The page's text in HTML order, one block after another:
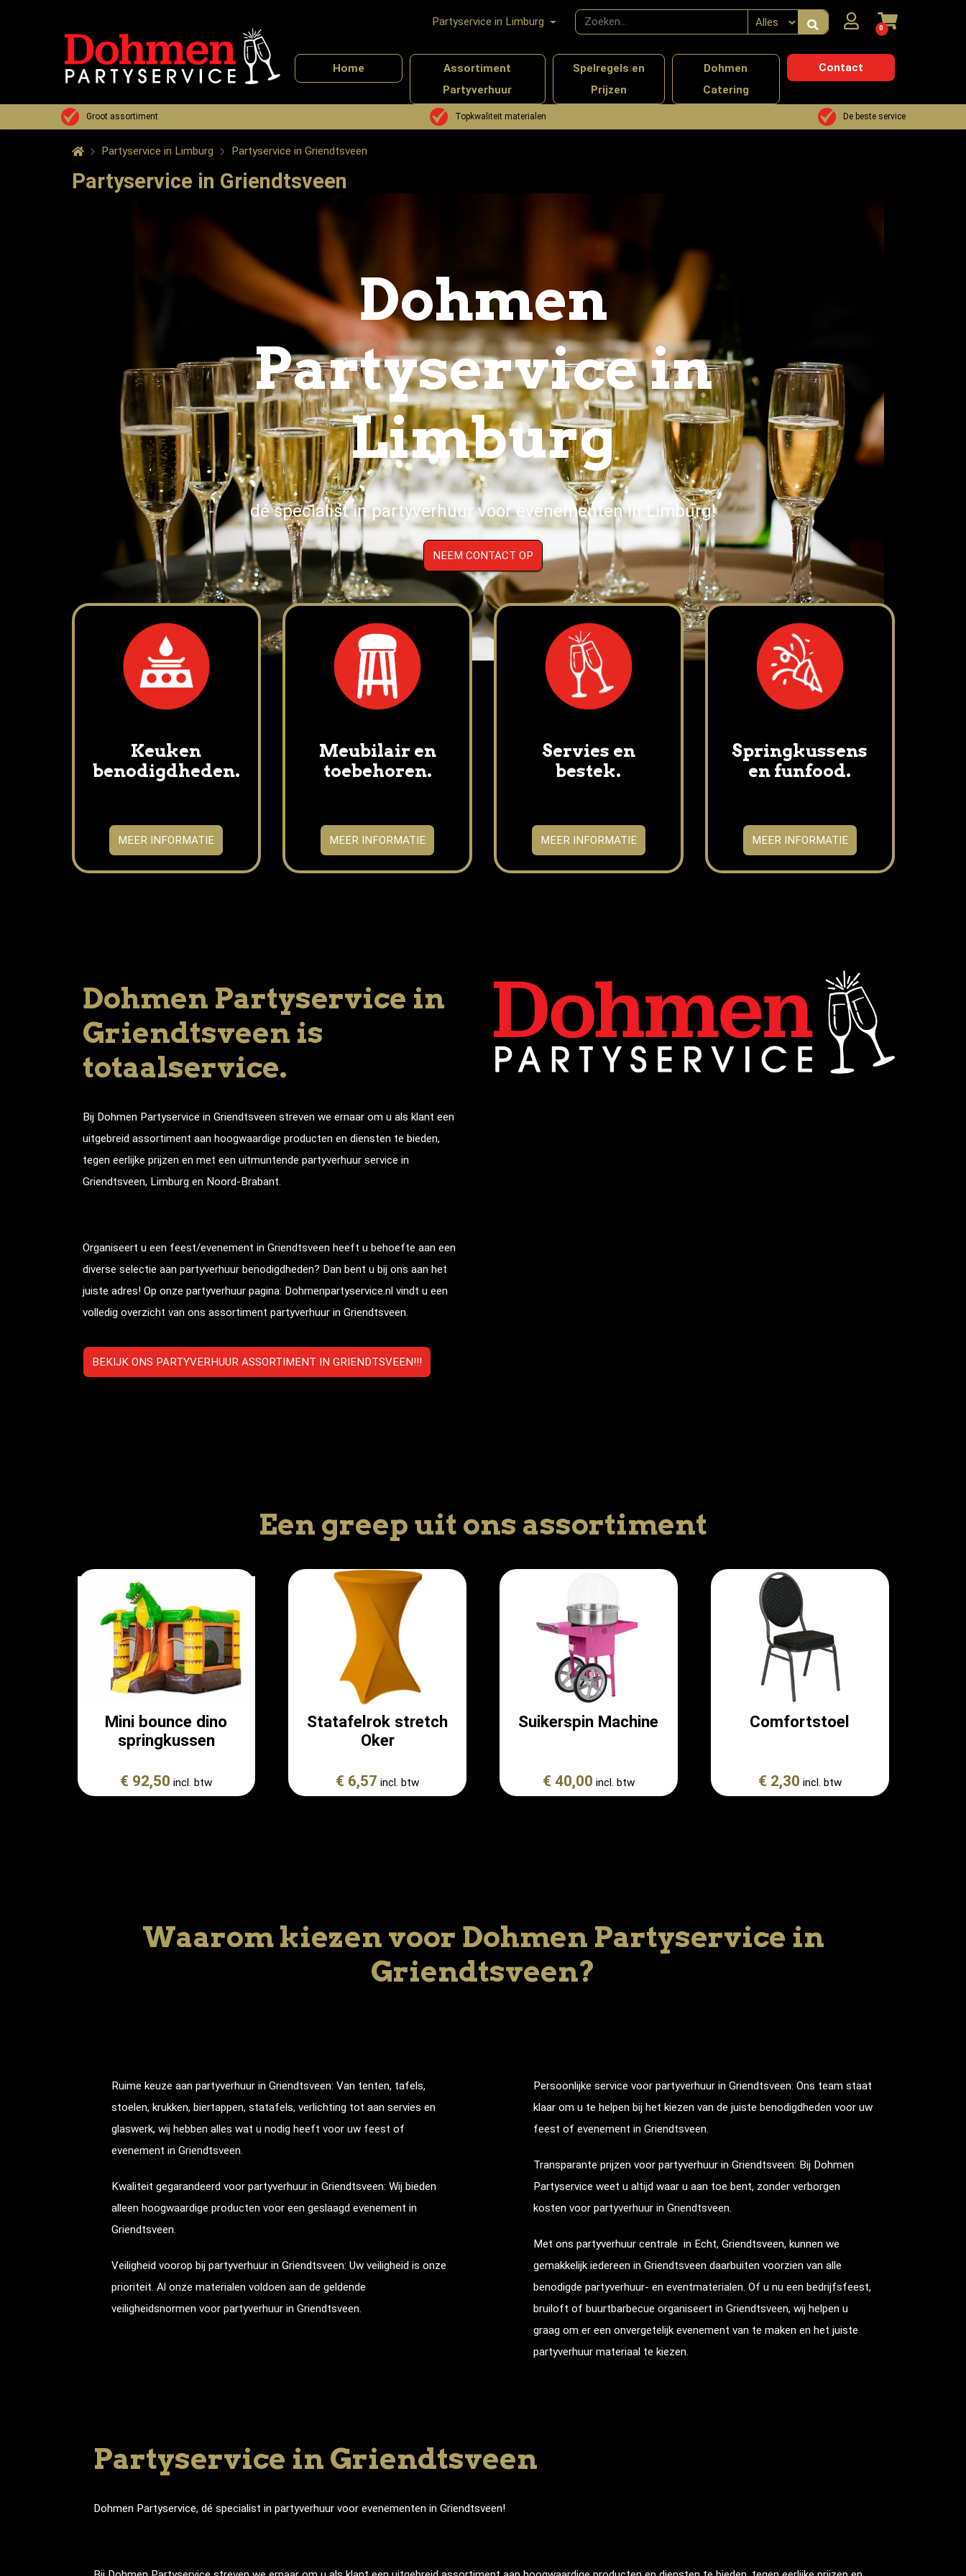
Partyservice in Limburg 0
Home
Assortiment
Partyverhuur
Spelregels en
Prijzen
Dohmen
Catering
Contact
Groot assortiment Topkwaliteit materialen De beste service
Partyservice in Limburg Partyservice in Griendtsveen
Partyservice in Griendtsveen
Dohmen
Partyservice in
Limburg
dé specialist in partyverhuur voor evenementen in Limburg!
NEEM CONTACT OP
Keuken
benodigdheden.
MEER INFORMATIE
Meubilair en
toebehoren.
MEER INFORMATIE
Servies en
bestek.
MEER INFORMATIE
Springkussens
en funfood.
MEER INFORMATIE
Dohmen Partyservice in
Griendtsveen is
totaalservice.
Bij Dohmen Partyservice in Griendtsveen streven we ernaar om u als klant een
uitgebreid assortiment aan hoogwaardige producten en diensten te bieden,
tegen eerlijke prijzen en met een uitmuntende partyverhuur service in
Griendtsveen, Limburg en Noord-Brabant.
Organiseert u een feest/evenement in Griendtsveen heeft u behoefte aan een
diverse selectie aan partyverhuur benodigdheden? Dan bent u bij ons aan het
juiste adres! Op onze partyverhuur pagina: Dohmenpartyservice.nl vindt u een
volledig overzicht van ons assortiment partyverhuur in Griendtsveen.
BEKIJK ONS PARTYVERHUUR ASSORTIMENT IN GRIENDTSVEEN!!!
Een greep uit ons assortiment
Mini bounce dino
springkussen
€ 92,50 incl. btw
Statafelrok stretch
Oker
€ 6,57 incl. btw
Suikerspin Machine
€ 40,00 incl. btw
Comfortstoel
€ 2,30 incl. btw
Waarom kiezen voor Dohmen Partyservice in
Griendtsveen?
Ruime keuze aan partyverhuur in Griendtsveen: Van tenten, tafels,
stoelen, krukken, biertappen, statafels, verlichting tot aan servies en
glaswerk, wij hebben alles wat u nodig heeft voor uw feest of
evenement in Griendtsveen.
Kwaliteit gegarandeerd voor partyverhuur in Griendtsveen: Wij bieden
alleen hoogwaardige producten voor een geslaagd evenement in
Griendtsveen.
Veiligheid voorop bij partyverhuur in Griendtsveen: Uw veiligheid is onze
prioriteit. Al onze materialen voldoen aan de geldende
veiligheidsnormen voor partyverhuur in Griendtsveen.
Persoonlijke service voor partyverhuur in Griendtsveen: Ons team staat
klaar om u te helpen bij het kiezen van de juiste benodigdheden voor uw
feest of evenement in Griendtsveen.
Transparante prijzen voor partyverhuur in Griendtsveen: Bij Dohmen
Partyservice weet u altijd waar u aan toe bent, zonder verborgen
kosten voor partyverhuur in Griendtsveen.
Met ons partyverhuur centrale in Echt, Griendtsveen, kunnen we
gemakkelijk iedereen in Griendtsveen daarbuiten voorzien van alle
benodigde partyverhuur- en eventmaterialen. Of u nu een bedrijfsfeest,
bruiloft of buurtbarbecue organiseert in Griendtsveen, wij helpen u
graag om er een onvergetelijk evenement van te maken en het juiste
partyverhuur materiaal te kiezen.
Partyservice in Griendtsveen
Dohmen Partyservice, dé specialist in partyverhuur voor evenementen in Griendtsveen!